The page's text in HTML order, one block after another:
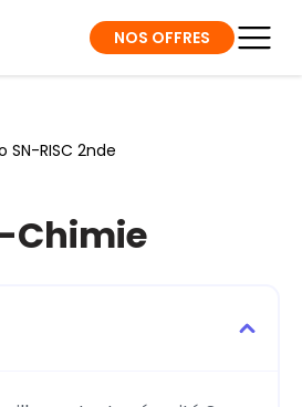
NOS OFFRES
SN-RISC 2nde
Chimie